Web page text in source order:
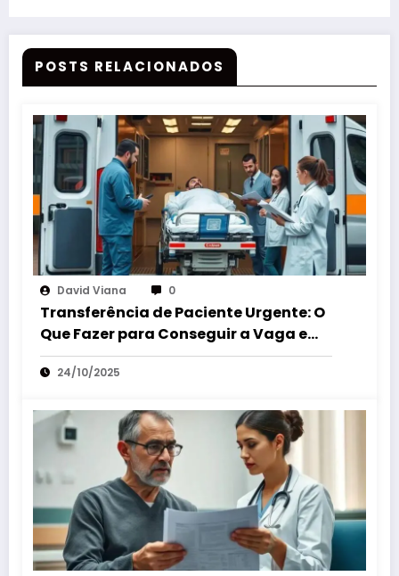
POSTS RELACIONADOS
David Viana 0
Transferência de Paciente Urgente: O
Que Fazer para Conseguir a Vaga em
Outro Hospital.
24/10/2025